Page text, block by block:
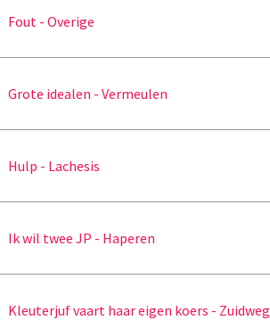
Fout - Overige
Grote idealen - Vermeulen
Hulp - Lachesis
Ik wil twee JP - Haperen
Kleuterjuf vaart haar eigen koers - Zuidweg